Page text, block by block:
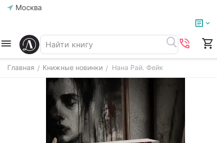
Москва
Главная / Книжные новинки / Нана Рай. Фейк